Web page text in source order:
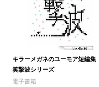
キラーメガネのユーモア短編集
笑撃波シリーズ
電子書籍